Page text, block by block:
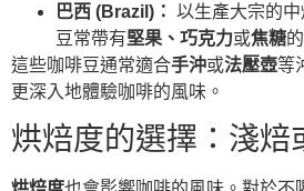
巴西 (Brazil)： 以生產大宗的
豆常帶有堅果、巧克力或焦糖
這些咖啡豆通常適合手沖或法壓壺等
更深入地體驗咖啡的風味。
烘焙度的選擇：淺焙